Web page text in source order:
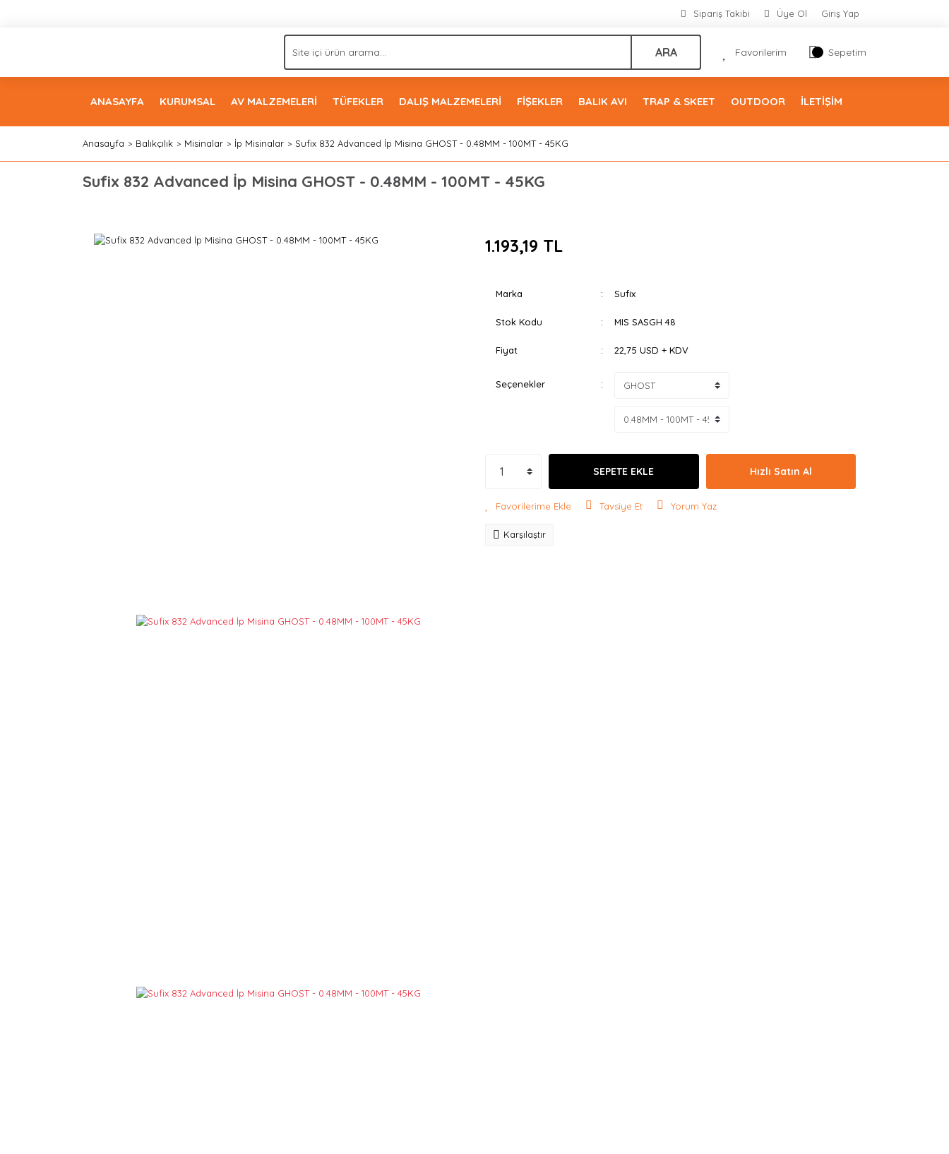
Sipariş Takibi Üye Ol Giriş Yap
ARA Favorilerim Sepetim
ANASAYFA KURUMSAL AV MALZEMELERİ TÜFEKLER DALIŞ MALZEMELERİ FİŞEKLER BALIK AVI TRAP & SKEET OUTDOOR İLETİŞİM
Anasayfa Balıkçılık Misinalar İp Misinalar Sufix 832 Advanced İp Misina GHOST - 0.48MM - 100MT - 45KG
Sufix 832 Advanced İp Misina GHOST - 0.48MM - 100MT - 45KG
1.193,19 TL
Marka Sufix
Stok Kodu MIS SASGH 48
Fiyat 22,75 USD + KDV
Seçenekler
SEPETE EKLE Hızlı Satın Al
Tavsiye Et Yorum Yaz
Karşılaştır